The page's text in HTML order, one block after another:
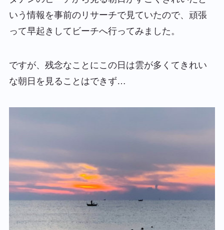
いう情報を事前のリサーチで見ていたので、頑張
って早起きしてビーチへ行ってみました。
ですが、残念なことにこの日は雲が多くてきれい
な朝日を見ることはできず…